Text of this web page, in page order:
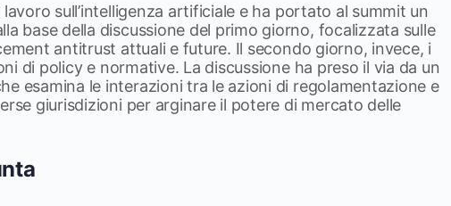
sull’intelligenza artificiale e ha portato al summit un
base della discussione del primo giorno, focalizzata sulle
antitrust attuali e future. Il secondo giorno, invece, i
di policy e normative. La discussione ha preso il via da un
esamina le interazioni tra le azioni di regolamentazione e
giurisdizioni per arginare il potere di mercato delle